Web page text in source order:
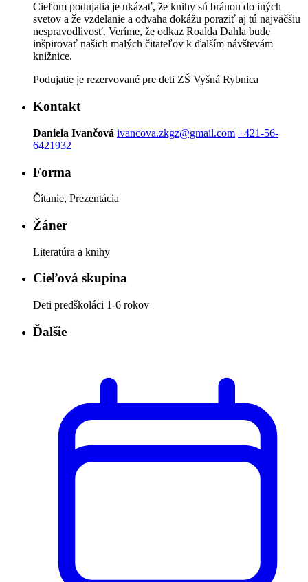
Cieľom podujatia je ukázať, že knihy sú bránou do iných
svetov a že vzdelanie a odvaha dokážu poraziť aj tú najväčšiu
nespravodlivosť. Veríme, že odkaz Roalda Dahla bude
inšpirovať našich malých čitateľov k ďalším návštevám
knižnice.
Podujatie je rezervované pre deti ZŠ Vyšná Rybnica
Kontakt
Daniela Ivančová ivancova.zkgz@gmail.com +421-56-
6421932
Forma
Čítanie, Prezentácia
Žáner
Literatúra a knihy
Cieľová skupina
Deti predškoláci 1-6 rokov
Ďalšie